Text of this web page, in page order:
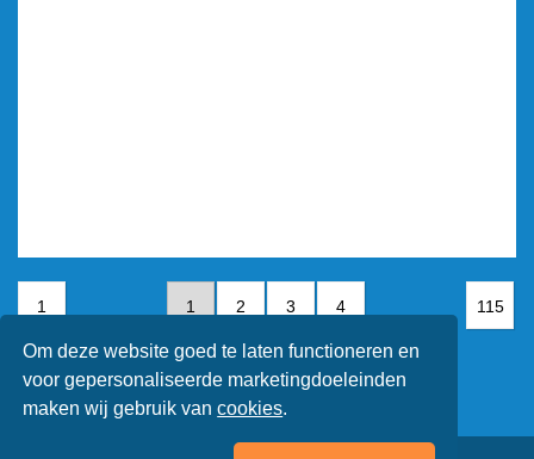
Om deze website goed te laten functioneren en
voor gepersonaliseerde marketingdoeleinden
maken wij gebruik vancookies.
1 1 2 3 4 115